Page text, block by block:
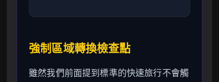
強制區域轉換檢查點
雖然我們前面提到標準的快速旅行不會觸